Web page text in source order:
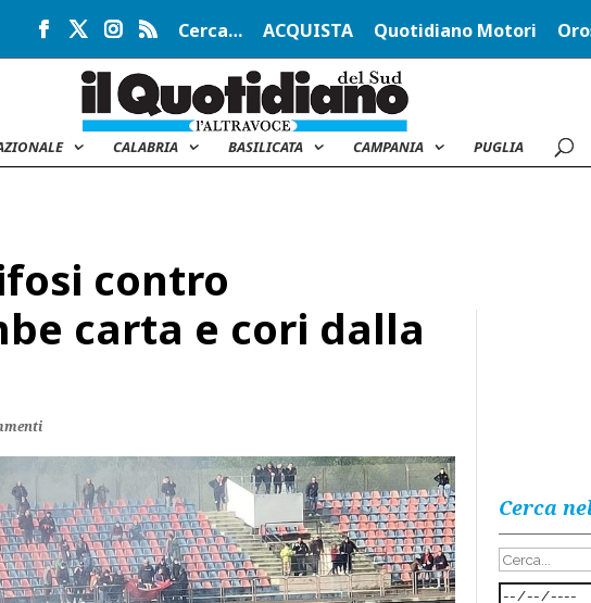
Cerca… ACQUISTA Quotidiano Motori
CALABRIA BASILICATA CAMPANIA PUGLIA
contro
carta e cori dalla
Cerca